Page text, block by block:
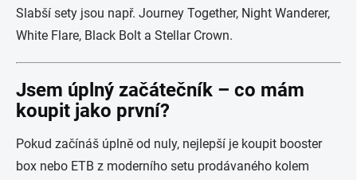
Slabší sety jsou např. Journey Together, Night Wanderer,
White Flare, Black Bolt a Stellar Crown.
Jsem úplný začátečník – co mám
koupit jako první?
Pokud začínáš úplně od nuly, nejlepší je koupit booster
box nebo ETB z moderního setu prodávaného kolem